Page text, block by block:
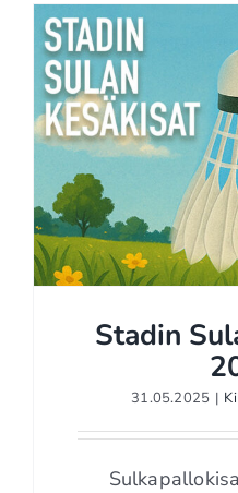
Stadin
Stadin
31.05.2025 |